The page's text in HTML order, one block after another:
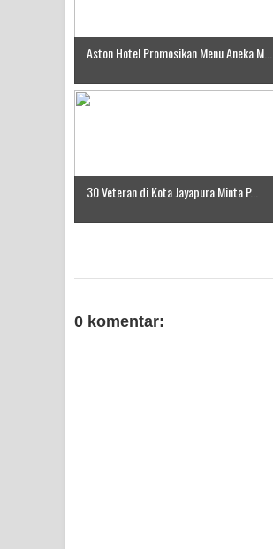
Aston Hotel Promosikan Menu Aneka M...
30 Veteran di Kota Jayapura Minta P...
0 komentar: